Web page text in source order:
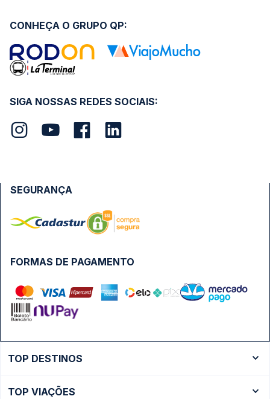
SIGA NOSSAS REDES SOCIAIS:
CONHEÇA O GRUPO QP:
FORMAS DE PAGAMENTO
SEGURANÇA
TOP DESTINOS
TOP VIAÇÕES